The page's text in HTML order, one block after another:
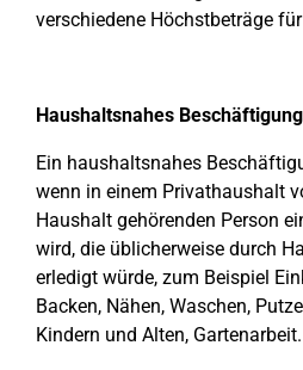
verschiedene Höchstbeträge
Haushaltsnahes
Ein haushaltsnahes
wenn in einem Privathaushalt
Haushalt gehörenden Person
wird, die üblicherweise durch
erledigt würde, zum Beispiel
Backen, Nähen, Waschen,
Kindern und Alten, Gartenarbeit.